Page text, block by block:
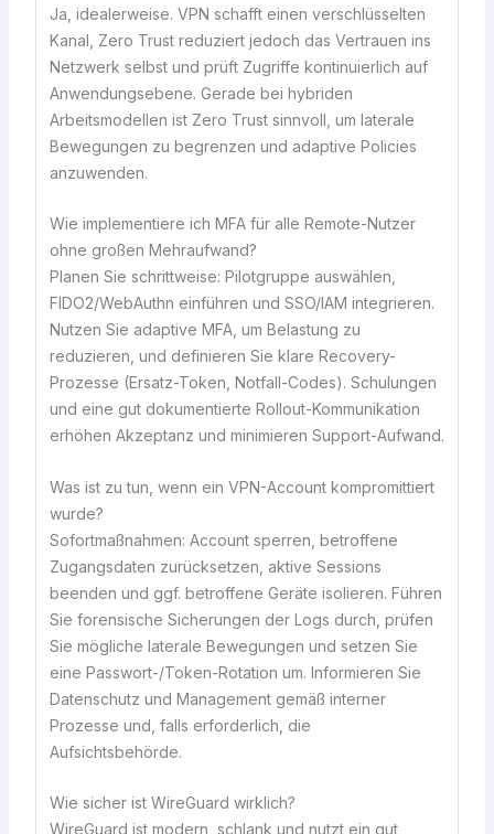
Ja, idealerweise. VPN schafft einen verschlüsselten
Kanal, Zero Trust reduziert jedoch das Vertrauen ins
Netzwerk selbst und prüft Zugriffe kontinuierlich auf
Anwendungsebene. Gerade bei hybriden
Arbeitsmodellen ist Zero Trust sinnvoll, um laterale
Bewegungen zu begrenzen und adaptive Policies
anzuwenden.
Wie implementiere ich MFA für alle Remote-Nutzer
ohne großen Mehraufwand?
Planen Sie schrittweise: Pilotgruppe auswählen,
FIDO2/WebAuthn einführen und SSO/IAM integrieren.
Nutzen Sie adaptive MFA, um Belastung zu
reduzieren, und definieren Sie klare Recovery-
Prozesse (Ersatz-Token, Notfall-Codes). Schulungen
und eine gut dokumentierte Rollout-Kommunikation
erhöhen Akzeptanz und minimieren Support-Aufwand.
Was ist zu tun, wenn ein VPN-Account kompromittiert
wurde?
Sofortmaßnahmen: Account sperren, betroffene
Zugangsdaten zurücksetzen, aktive Sessions
beenden und ggf. betroffene Geräte isolieren. Führen
Sie forensische Sicherungen der Logs durch, prüfen
Sie mögliche laterale Bewegungen und setzen Sie
eine Passwort-/Token-Rotation um. Informieren Sie
Datenschutz und Management gemäß interner
Prozesse und, falls erforderlich, die
Aufsichtsbehörde.
Wie sicher ist WireGuard wirklich?
WireGuard ist modern, schlank und nutzt ein gut